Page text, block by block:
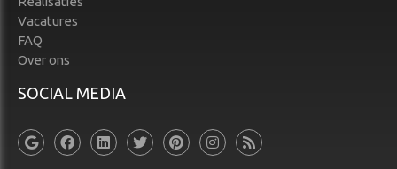
Vacatures
FAQ
Over ons
SOCIAL MEDIA